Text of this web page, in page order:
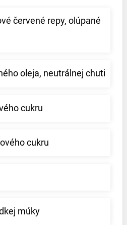
červené repy, olúpané
oleja, neutrálnej chuti
cukru
cukru
múky